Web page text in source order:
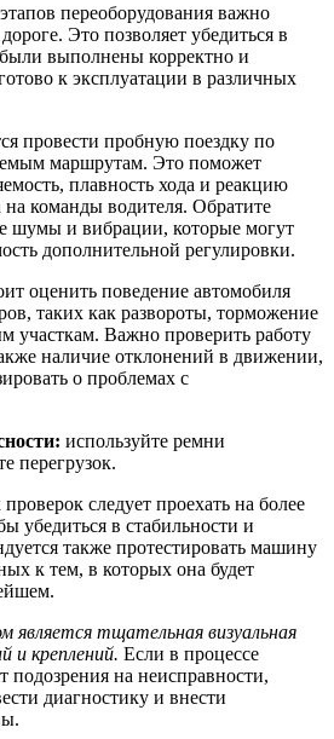
переоборудования важно
Это позволяет убедиться в
выполнены корректно и
к эксплуатации в различных
провести пробную поездку по
маршрутам. Это поможет
плавность хода и реакцию
на команды водителя. Обратите
шумы и вибрации, которые могут
дополнительной регулировки.
оценить поведение автомобиля
таких как развороты, торможение
участкам. Важно проверить работу
наличие отклонений в движении,
о проблемах с
используйте ремни
перегрузок.
следует проехать на более
убедиться в стабильности и
также протестировать машину
к тем, в которых она будет
является тщательная визуальная
и креплений. Если в процессе
подозрения на неисправности,
диагностику и внести